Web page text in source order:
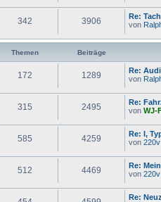
342 3906
Re:
von
Themen Beiträge
172 1289
Re:
von
315 2495
Re:
von WJ-
585 4259
Re: I,
von 220v
512 4469
Re:
von 220v
Re: